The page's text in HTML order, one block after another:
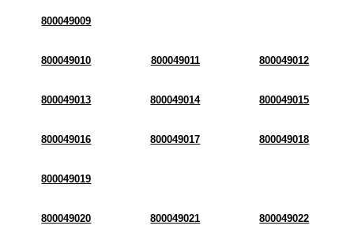
800049009
800049010 800049011 800049012
800049013 800049014 800049015
800049016 800049017 800049018
800049019
800049020 800049021 800049022